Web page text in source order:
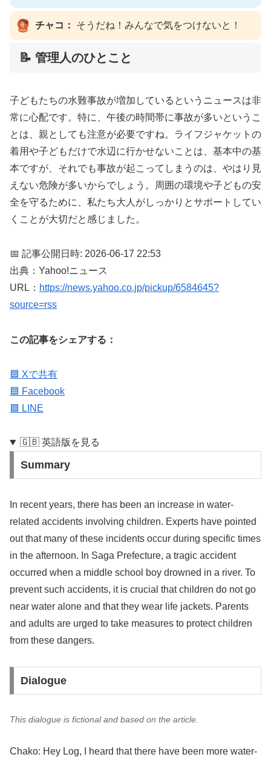
チャコ： そうだね！みんなで気をつけないと！
📝 管理人のひとこと
子どもたちの水難事故が増加しているというニュースは非
常に心配です。特に、午後の時間帯に事故が多いというこ
とは、親としても注意が必要ですね。ライフジャケットの
着用や子どもだけで水辺に行かせないことは、基本中の基
本ですが、それでも事故が起こってしまうのは、やはり見
えない危険が多いからでしょう。周囲の環境や子どもの安
全を守るために、私たち大人がしっかりとサポートしてい
くことが大切だと感じました。
📅 記事公開日時: 2026-06-17 22:53
出典：Yahoo!ニュース
URL： https://news.yahoo.co.jp/pickup/6584645?
source=rss
この記事をシェアする：
🟦 Xで共有
🟦 Facebook
🟩 LINE
🇬🇧 英語版を見る
Summary
In recent years, there has been an increase in water-
related accidents involving children. Experts have pointed
out that many of these incidents occur during specific times
in the afternoon. In Saga Prefecture, a tragic accident
occurred when a middle school boy drowned in a river. To
prevent such accidents, it is crucial that children do not go
near water alone and that they wear life jackets. Parents
and adults are urged to take measures to protect children
from these dangers.
Dialogue
This dialogue is fictional and based on the article.
Chako: Hey Log, I heard that there have been more water-